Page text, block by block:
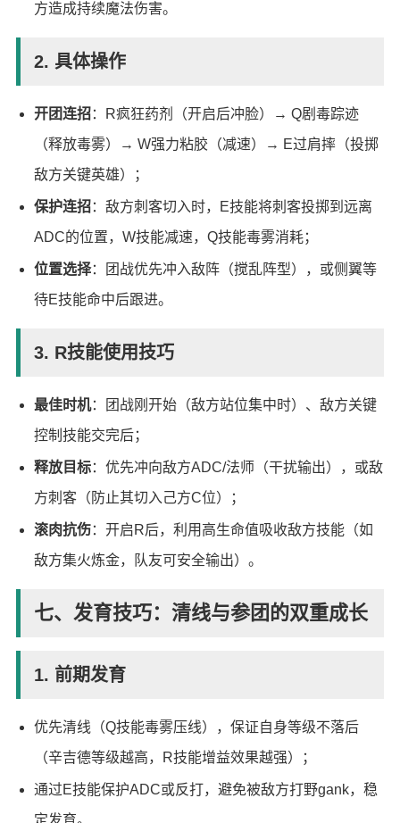
方造成持续魔法伤害。
2. 具体操作
开团连招：R疯狂药剂（开启后冲脸）→ Q剧毒踪迹
（释放毒雾）→ W强力粘胶（减速）→ E过肩摔（投掷
敌方关键英雄）；
保护连招：敌方刺客切入时，E技能将刺客投掷到远离
ADC的位置，W技能减速，Q技能毒雾消耗；
位置选择：团战优先冲入敌阵（搅乱阵型），或侧翼等
待E技能命中后跟进。
3. R技能使用技巧
最佳时机：团战刚开始（敌方站位集中时）、敌方关键
控制技能交完后；
释放目标：优先冲向敌方ADC/法师（干扰输出），或敌
方刺客（防止其切入己方C位）；
滚肉抗伤：开启R后，利用高生命值吸收敌方技能（如
敌方集火炼金，队友可安全输出）。
七、发育技巧：清线与参团的双重成长
1. 前期发育
优先清线（Q技能毒雾压线），保证自身等级不落后
（辛吉德等级越高，R技能增益效果越强）；
通过E技能保护ADC或反打，避免被敌方打野gank，稳
定发育。